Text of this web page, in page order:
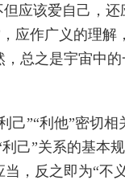
应该爱自己，
，应作广义的理
总之是宇宙中的
己”“利他”密切相
己”关系的基本
，反之即为“不